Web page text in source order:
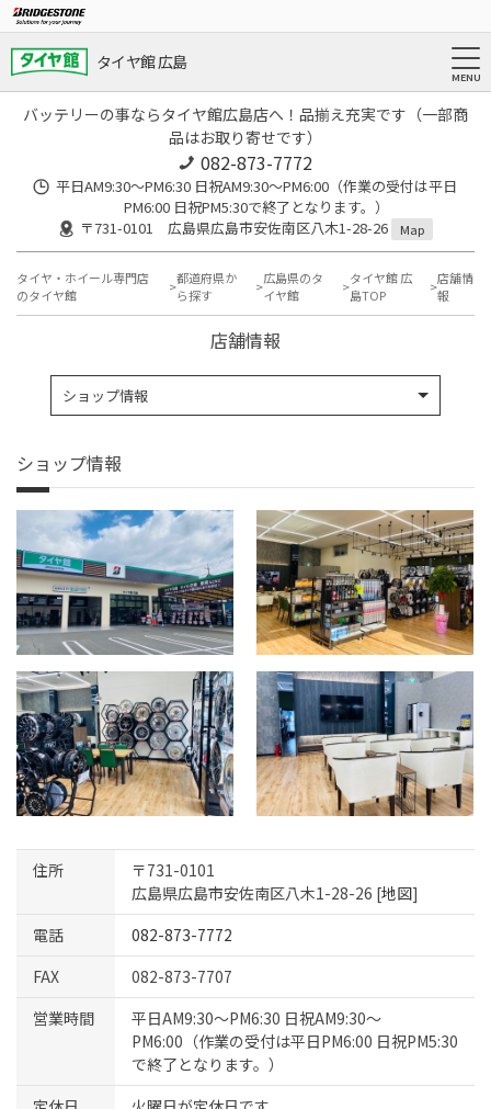
タイヤ館 広島
バッテリーの事ならタイヤ館広島店へ！品揃え充実です（一部商
品はお取り寄せです）
082-873-7772
平日AM9:30～PM6:30 日祝AM9:30〜PM6:00（作業の受付は平日
PM6:00 日祝PM5:30で終了となります。）
〒731-0101 広島県広島市安佐南区八木1-28-26
Map
タイヤ・ホイール専門店
のタイヤ館
都道府県か
ら探す
広島県のタ
イヤ館
タイヤ館 広
島TOP
店舗情
報
店舗情報
ショップ情報
ショップ情報
住所
〒731-0101
広島県広島市安佐南区八木1-28-26 [地図]
電話
082-873-7772
FAX
082-873-7707
営業時間
平日AM9:30～PM6:30 日祝AM9:30〜
PM6:00（作業の受付は平日PM6:00 日祝PM5:30
で終了となります。）